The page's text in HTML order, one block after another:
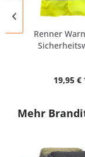
Renner
19,95 €
Mehr